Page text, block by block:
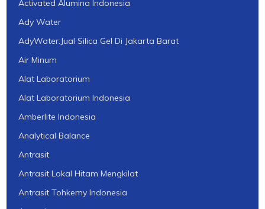
Activated Alumina Indonesia
Ady Water
AdyWater:Jual Silica Gel Di Jakarta Barat
Air Minum
Alat Laboratorium
Alat Laboratorium Indonesia
Amberlite Indonesia
Analytical Balance
Antrasit
Antrasit Lokal Hitam Mengkilat
Antrasit Tohkemy Indonesia